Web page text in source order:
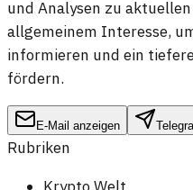
und Analysen zu
allgemeinem Interesse,
informieren und ein
fördern.
E-Mail anzeigen
Rubriken